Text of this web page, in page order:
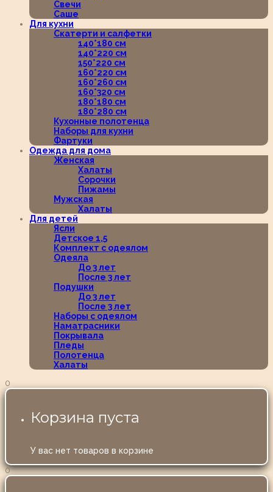
Свечи
Саше
Для кухни
Скатерти и салфетки
140*180 см
140*220 см
150*220 см
160*220 см
160*260 см
160*320 см
180*180 см
180*280 см
Кухонные полотенца
Наборы для кухни
Фартуки
Одежда для дома
Женская
Халаты
Сорочки
Пижамы
Мужская
Халаты
Для детей
Ясли
Детское 1,5
Комплект с одеялом
Одеяла
До 3 лет
После 3 лет
Подушки
До 3 лет
После 3 лет
Наборы с одеялом
Наматрасники
Покрывала
Пледы
Полотенца
Халаты
0
Корзина пуста
У вас нет товаров в корзине
0